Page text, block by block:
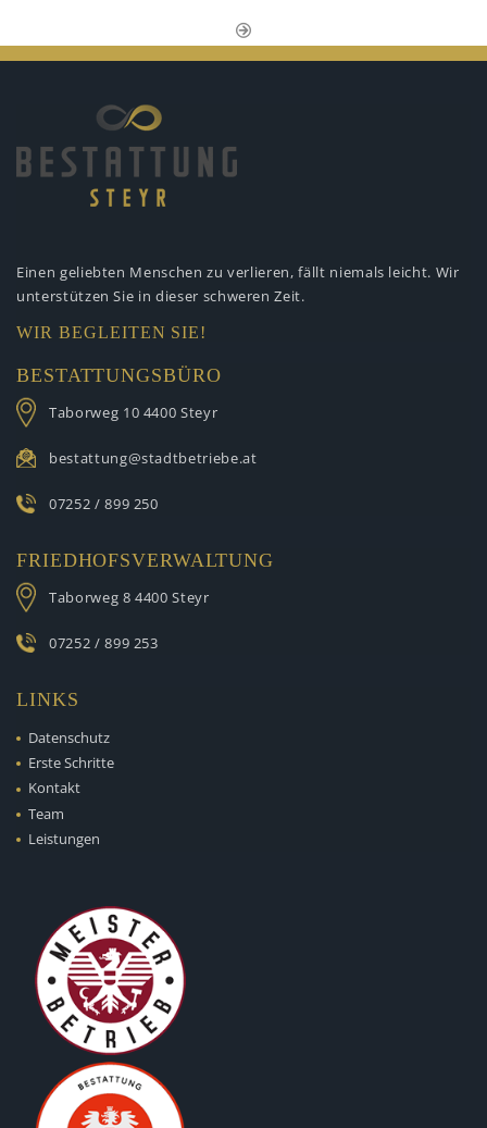
Einen geliebten Menschen zu verlieren, fällt niemals leicht. Wir
unterstützen Sie in dieser schweren Zeit.
WIR BEGLEITEN SIE!
BESTATTUNGSBÜRO
Taborweg 10 4400 Steyr
bestattung@stadtbetriebe.at
07252 / 899 250
FRIEDHOFSVERWALTUNG
Taborweg 8 4400 Steyr
07252 / 899 253
LINKS
Datenschutz
Erste Schritte
Kontakt
Team
Leistungen